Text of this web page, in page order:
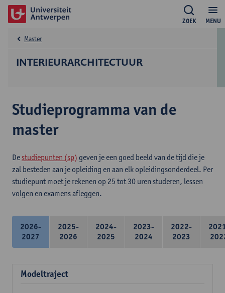
MENU
ZOEK
INTERIEURARCHITECTUUR
Master
Studieprogramma van de
master
De studiepunten (sp) geven je een goed beeld van de tijd die je
zal besteden aan je opleiding en aan elk opleidingsonderdeel. Per
studiepunt moet je rekenen op 25 tot 30 uren studeren, lessen
volgen en examens afleggen.
2026-
2027
2025-
2026
2024-
2025
2023-
2024
2022-
2023
Modeltraject